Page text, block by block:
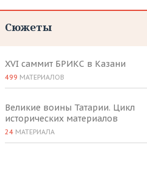
Сюжеты
XVI саммит БРИКС в Казани
499 МАТЕРИАЛОВ
Великие воины Татарии. Цикл
исторических материалов
24 МАТЕРИАЛА